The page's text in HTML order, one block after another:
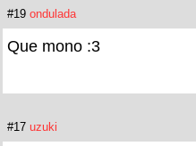
#19 ondulada
Que mono :3
#17 uzuki